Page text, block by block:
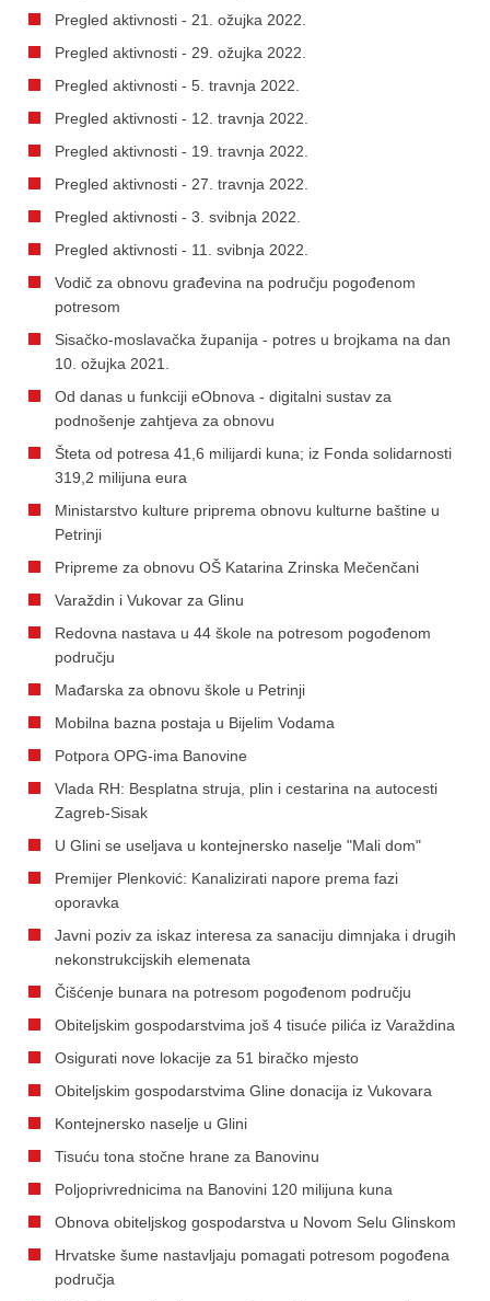
Pregled aktivnosti - 21. ožujka 2022.
Pregled aktivnosti - 29. ožujka 2022.
Pregled aktivnosti - 5. travnja 2022.
Pregled aktivnosti - 12. travnja 2022.
Pregled aktivnosti - 19. travnja 2022.
Pregled aktivnosti - 27. travnja 2022.
Pregled aktivnosti - 3. svibnja 2022.
Pregled aktivnosti - 11. svibnja 2022.
Vodič za obnovu građevina na području pogođenom
potresom
Sisačko-moslavačka županija - potres u brojkama na dan
10. ožujka 2021.
Od danas u funkciji eObnova - digitalni sustav za
podnošenje zahtjeva za obnovu
Šteta od potresa 41,6 milijardi kuna; iz Fonda solidarnosti
319,2 milijuna eura
Ministarstvo kulture priprema obnovu kulturne baštine u
Petrinji
Pripreme za obnovu OŠ Katarina Zrinska Mečenčani
Varaždin i Vukovar za Glinu
Redovna nastava u 44 škole na potresom pogođenom
području
Mađarska za obnovu škole u Petrinji
Mobilna bazna postaja u Bijelim Vodama
Potpora OPG-ima Banovine
Vlada RH: Besplatna struja, plin i cestarina na autocesti
Zagreb-Sisak
U Glini se useljava u kontejnersko naselje "Mali dom"
Premijer Plenković: Kanalizirati napore prema fazi
oporavka
Javni poziv za iskaz interesa za sanaciju dimnjaka i drugih
nekonstrukcijskih elemenata
Čišćenje bunara na potresom pogođenom području
Obiteljskim gospodarstvima još 4 tisuće pilića iz Varaždina
Osigurati nove lokacije za 51 biračko mjesto
Obiteljskim gospodarstvima Gline donacija iz Vukovara
Kontejnersko naselje u Glini
Tisuću tona stočne hrane za Banovinu
Poljoprivrednicima na Banovini 120 milijuna kuna
Obnova obiteljskog gospodarstva u Novom Selu Glinskom
Hrvatske šume nastavljaju pomagati potresom pogođena
područja